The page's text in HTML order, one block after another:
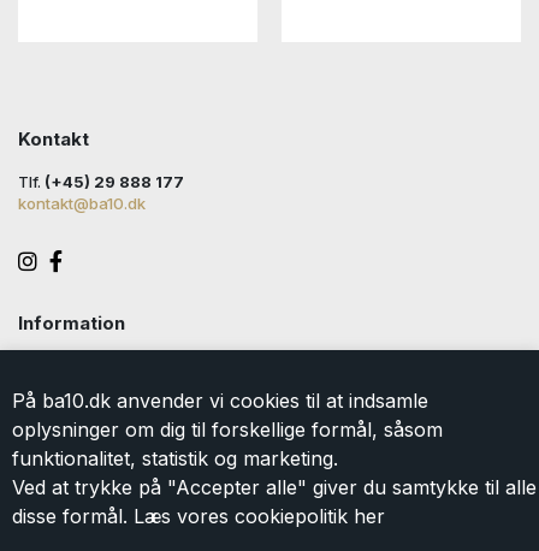
På ba10.dk anvender vi cookies til at indsamle
oplysninger om dig til forskellige formål, såsom
funktionalitet, statistik og marketing.
Ved at trykke på "Accepter alle" giver du samtykke til alle
disse formål. Læs vores cookiepolitik her
Kontakt
Tlf. (+45) 29 888 177
kontakt@ba10.dk
Information
Levering
Returlabel
Persondatapolitik
Om BA10